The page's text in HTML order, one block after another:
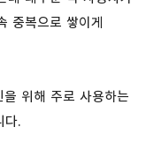
중복으로 쌓이게
위해 주로 사용하는
다.